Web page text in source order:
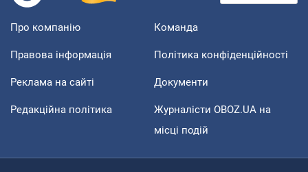
Про компанію Команда
Правова інформація Політика конфіденційності
Реклама на сайті Документи
Редакційна політика
Журналісти OBOZ.UA на
місці подій